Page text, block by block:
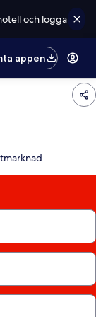
och logga
appen